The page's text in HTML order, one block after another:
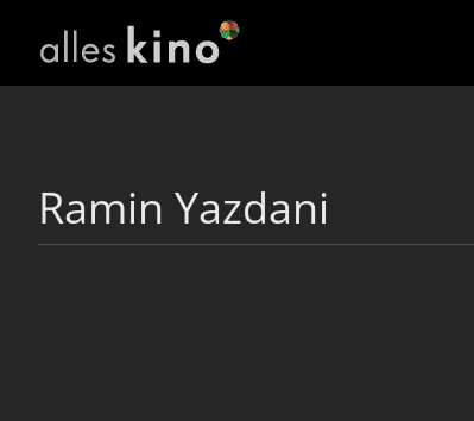
Ramin Yazdani